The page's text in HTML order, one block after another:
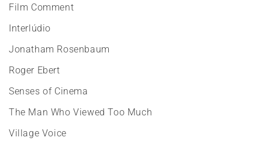
Film Comment
Interlúdio
Jonatham Rosenbaum
Roger Ebert
Senses of Cinema
The Man Who Viewed Too Much
Village Voice